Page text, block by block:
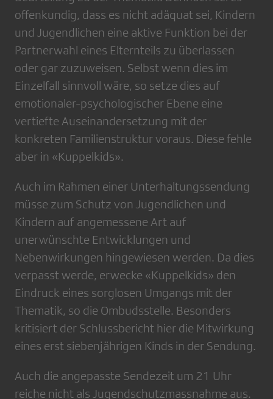
offenkundig, dass es nicht adäquat sei, Kindern
und Jugendlichen eine aktive Funktion bei der
Partnerwahl eines Elternteils zu überlassen
oder gar zuzuweisen. Selbst wenn dies im
Einzelfall sinnvoll wäre, so setze dies auf
emotionaler-psychologischer Ebene eine
vertiefte Auseinandersetzung mit der
konkreten Familienstruktur voraus. Diese fehle
aber in «Kuppelkids».
Auch im Rahmen einer Unterhaltungssendung
müsse zum Schutz von Jugendlichen und
Kindern auf angemessene Art auf
unerwünschte Entwicklungen und
Nebenwirkungen hingewiesen werden. Da dies
verpasst werde, erwecke «Kuppelkids» den
Eindruck eines sorglosen Umgangs mit der
Thematik, so die Ombudsstelle. Besonders
kritisiert der Schlussbericht hier die Mitwirkung
eines erst siebenjährigen Kinds in der Sendung.
Auch die angepasste Sendezeit um 21 Uhr
reiche nicht als Jugendschutzmassnahme aus.